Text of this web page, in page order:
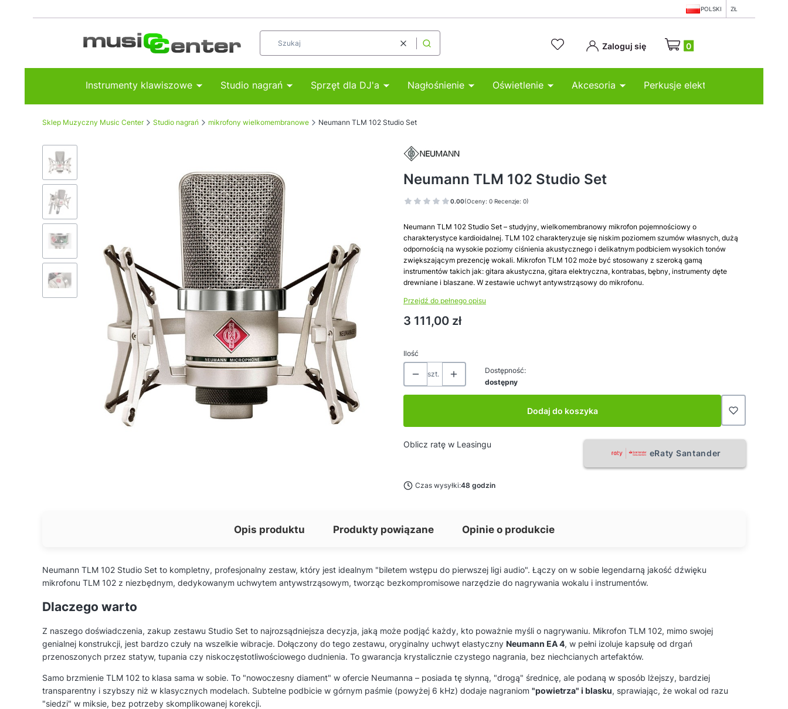
POLSKI ZŁ
WyczyśćSzukaj Zaloguj się Produkty w koszyku: 0. Zobacz
Instrumenty klawiszowe Studio nagrań Sprzęt dla DJ'a Nagłośnienie Oświetlenie Akcesoria Perkusje elektroniczne
Sklep Muzyczny Music Center Studio nagrań mikrofony wielkomembranowe Neumann TLM 102 Studio Set
Neumann TLM 102 Studio Set
0.00(Oceny: 0 Recenzje: 0)
Neumann TLM 102 Studio Set – studyjny, wielkomembranowy mikrofon pojemnościowy o
charakterystyce kardioidalnej. TLM 102 charakteryzuje się niskim poziomem szumów własnych, dużą
odpornością na wysokie poziomy ciśnienia akustycznego i delikatnym podbiciem wysokich tonów
zwiększającym prezencję wokali. Mikrofon TLM 102 może być stosowany z szeroką gamą
instrumentów takich jak: gitara akustyczna, gitara elektryczna, kontrabas, bębny, instrumenty dęte
drewniane i blaszane. W zestawie uchwyt antywstrząsowy do mikrofonu.
Przejdź do pełnego opisu
Cena
3 111,00 zł
Ilość
szt.
Dostępność:
dostępny
Dodaj do koszyka
Oblicz ratę w Leasingu
eRaty Santander
Czas wysyłki:48 godzin
Opis produktu Produkty powiązane Opinie o produkcie
Neumann TLM 102 Studio Set to kompletny, profesjonalny zestaw, który jest idealnym "biletem wstępu do pierwszej ligi audio". Łączy on w sobie legendarną jakość dźwięku
mikrofonu TLM 102 z niezbędnym, dedykowanym uchwytem antywstrząsowym, tworząc bezkompromisowe narzędzie do nagrywania wokalu i instrumentów.
Dlaczego warto
Z naszego doświadczenia, zakup zestawu Studio Set to najrozsądniejsza decyzja, jaką może podjąć każdy, kto poważnie myśli o nagrywaniu. Mikrofon TLM 102, mimo swojej
genialnej konstrukcji, jest bardzo czuły na wszelkie wibracje. Dołączony do tego zestawu, oryginalny uchwyt elastyczny Neumann EA 4, w pełni izoluje kapsułę od drgań
przenoszonych przez statyw, tupania czy niskoczęstotliwościowego dudnienia. To gwarancja krystalicznie czystego nagrania, bez niechcianych artefaktów.
Samo brzmienie TLM 102 to klasa sama w sobie. To "nowoczesny diament" w ofercie Neumanna – posiada tę słynną, "drogą" średnicę, ale podaną w sposób lżejszy, bardziej
transparentny i szybszy niż w klasycznych modelach. Subtelne podbicie w górnym paśmie (powyżej 6 kHz) dodaje nagraniom "powietrza" i blasku, sprawiając, że wokal od razu
"siedzi" w miksie, bez potrzeby skomplikowanej korekcji.